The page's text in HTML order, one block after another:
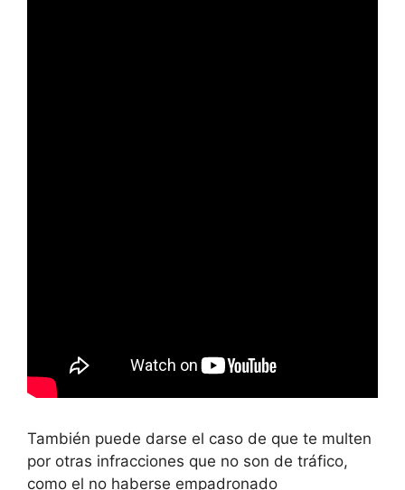
También puede darse el caso de que te multen
por otras infracciones que no son de tráfico,
como el no haberse empadronado